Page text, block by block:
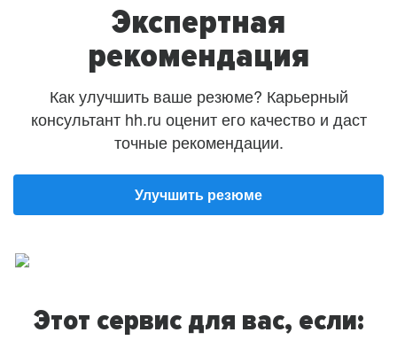
Экспертная
рекомендация
Как улучшить ваше резюме? Карьерный
консультант hh.ru оценит его качество и даст
точные рекомендации.
Улучшить резюме
Этот сервис для вас, если: